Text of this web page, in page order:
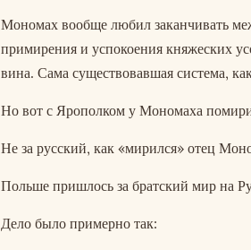
Мономах вообще любил заканчивать
примирения и успокоения княжеских
вина. Сама существовавшая система,
Но вот с Ярополком у Мономаха
Не за русский, как «мирился» отец
Польше пришлось за братский мир на
Дело было примерно так: